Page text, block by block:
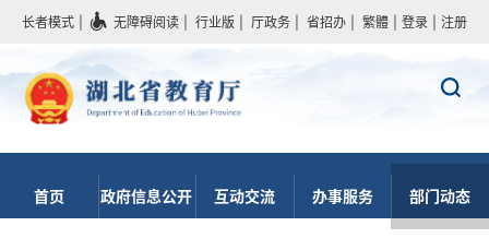
长者模式 无障碍阅读 行业版 厅政务 省招办 繁體 登录 注册
首页 政府信息公开 互动交流 办事服务 部门动态